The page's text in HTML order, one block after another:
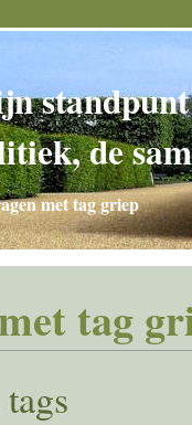
de
met tag griep
tag